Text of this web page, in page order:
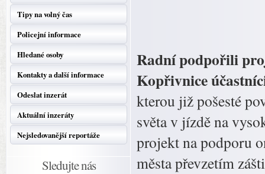
Tipy na volný čas
Policejní informace
Hledané osoby
Kontakty a další informace
Odeslat inzerát
Aktuální inzeráty
Nejsledovanější reportáže
Sledujte nás
Radní podpořili
Kopřivnice
kterou již pošesté
světa v jízdě na
projekt na podporu
města převzetím